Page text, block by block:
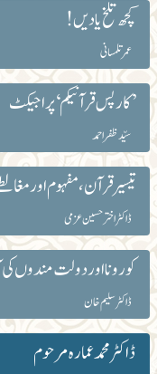
کچھ تلخ یادیں!
عمر تلمسانی
’کارپس قرآنیکم‘ پراجیکٹ
سیّد ظفر احمد
تیسیر قرآن، مفہوم اور
ڈاکٹر اختر حسین عزمی
کورونا اور دولت مندوں
ڈاکٹر سلیم خان
ڈاکٹر محمد عمارہ مرحوم